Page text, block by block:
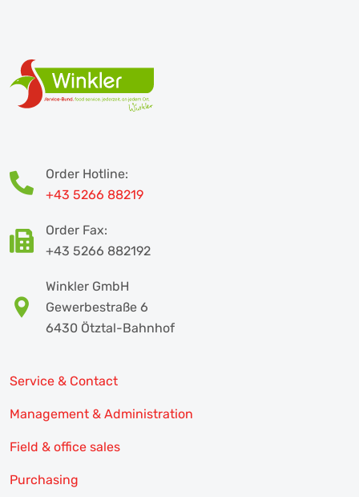
Order Hotline:
+43 5266 88219
Order Fax:
+43 5266 882192
Winkler GmbH
Gewerbestraße 6
6430 Ötztal-Bahnhof
Service & Contact
Management & Administration
Field & office sales
Purchasing